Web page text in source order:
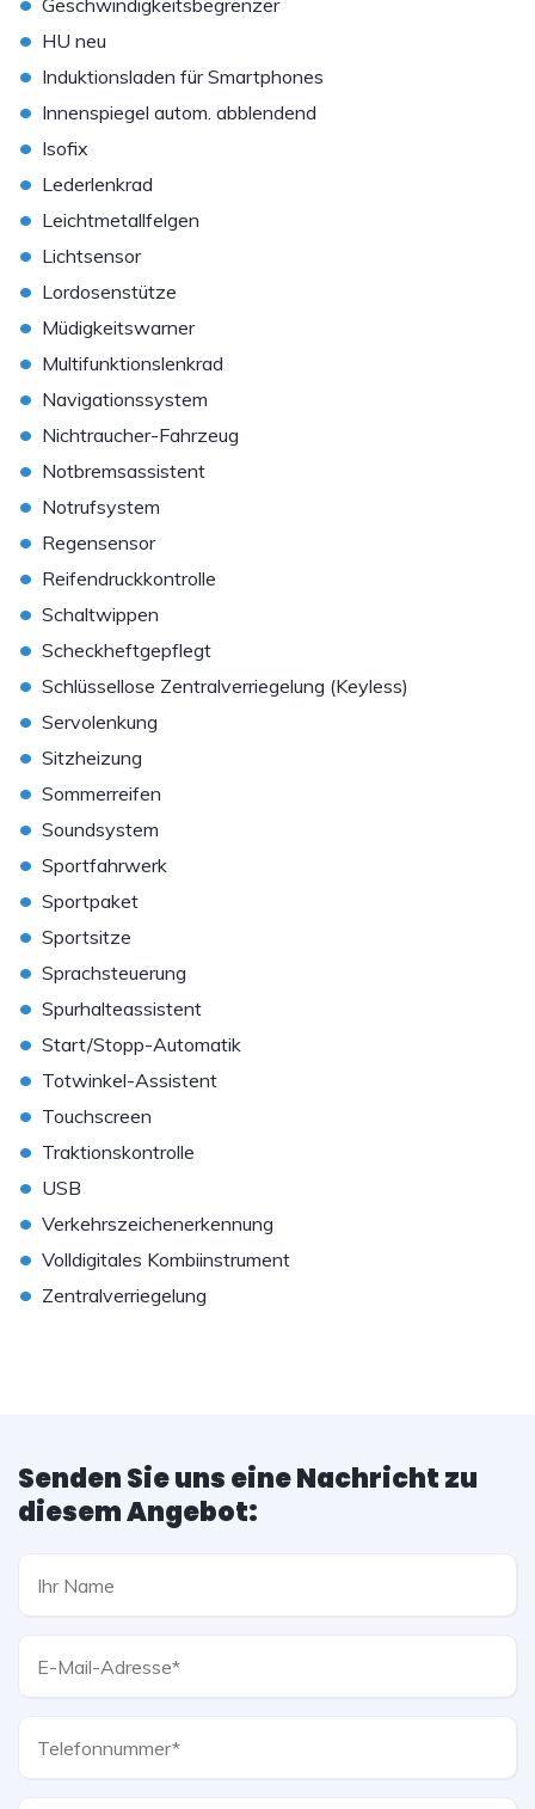
Geschwindigkeitsbegrenzer
• HU neu
• Induktionsladen für Smartphones
• Innenspiegel autom. abblendend
• Isofix
• Lederlenkrad
• Leichtmetallfelgen
• Lichtsensor
• Lordosenstütze
• Müdigkeitswarner
• Multifunktionslenkrad
• Navigationssystem
• Nichtraucher-Fahrzeug
• Notbremsassistent
• Notrufsystem
• Regensensor
• Reifendruckkontrolle
• Schaltwippen
• Scheckheftgepflegt
• Schlüssellose Zentralverriegelung (Keyless)
• Servolenkung
• Sitzheizung
• Sommerreifen
• Soundsystem
• Sportfahrwerk
• Sportpaket
• Sportsitze
• Sprachsteuerung
• Spurhalteassistent
• Start/Stopp-Automatik
• Totwinkel-Assistent
• Touchscreen
• Traktionskontrolle
• USB
• Verkehrszeichenerkennung
• Volldigitales Kombiinstrument
• Zentralverriegelung
Senden Sie uns eine Nachricht zu
diesem Angebot: